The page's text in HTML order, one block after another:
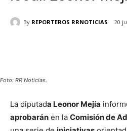
By REPORTEROS RRNOTICIAS 20
Foto: RR Noticias.
La diputada Leonor Mejía
aprobarán en la Comisión de